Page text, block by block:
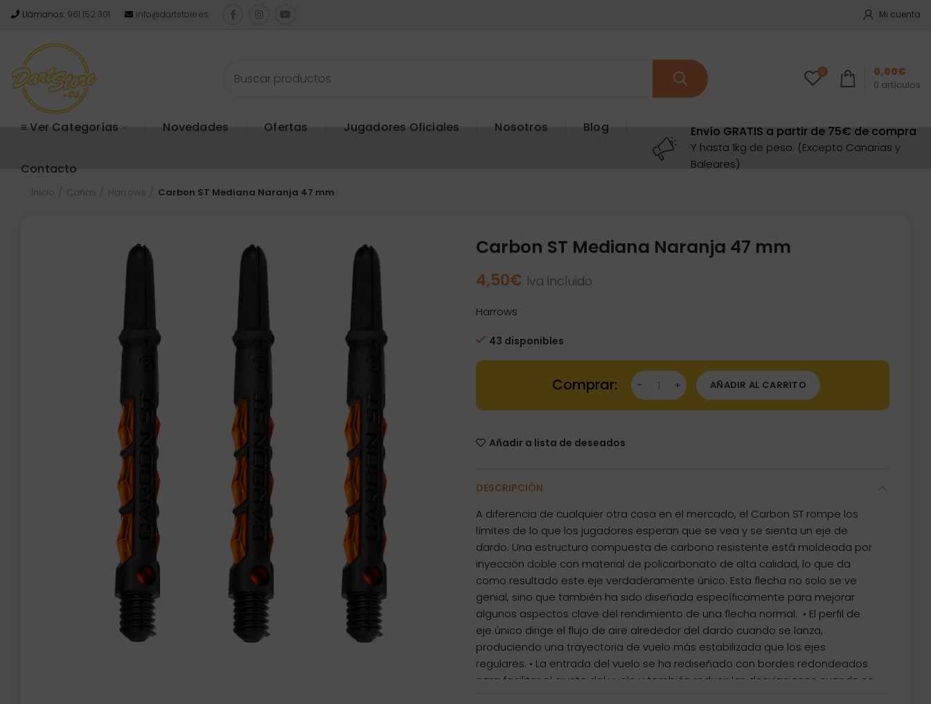
Llámanos: 961 152 301 info@dartstore.es Mi cuenta
0
0 artículos
0,00€
≡ Ver Categorías Novedades Ofertas Jugadores Oficiales Nosotros Blog
Contacto
Envío GRATIS a partir de 75€ de compra
Y hasta 1kg de peso. (Excepto Canarias y
Baleares)
Inicio Cañas Harrows Carbon ST Mediana Naranja 47 mm
Carbon ST Mediana Naranja 47 mm
4,50€ Iva incluido
Harrows
43 disponibles
Carbon ST Mediana Naranja 47 mm cantidad
AÑADIR AL CARRITO
Añadir a lista de deseados
DESCRIPCIÓN
A diferencia de cualquier otra cosa en el mercado, el Carbon ST rompe los
límites de lo que los jugadores esperan que se vea y se sienta un eje de
dardo. Una estructura compuesta de carbono resistente está moldeada por
inyección doble con material de policarbonato de alta calidad, lo que da
como resultado este eje verdaderamente único. Esta flecha no solo se ve
genial, sino que también ha sido diseñada específicamente para mejorar
algunos aspectos clave del rendimiento de una flecha normal: ‍ • El perfil de
eje único dirige el flujo de aire alrededor del dardo cuando se lanza,
produciendo una trayectoria de vuelo más estabilizada que los ejes
regulares. • La entrada del vuelo se ha rediseñado con bordes redondeados
para facilitar el ajuste del vuelo y también reducir las desviaciones cuando se